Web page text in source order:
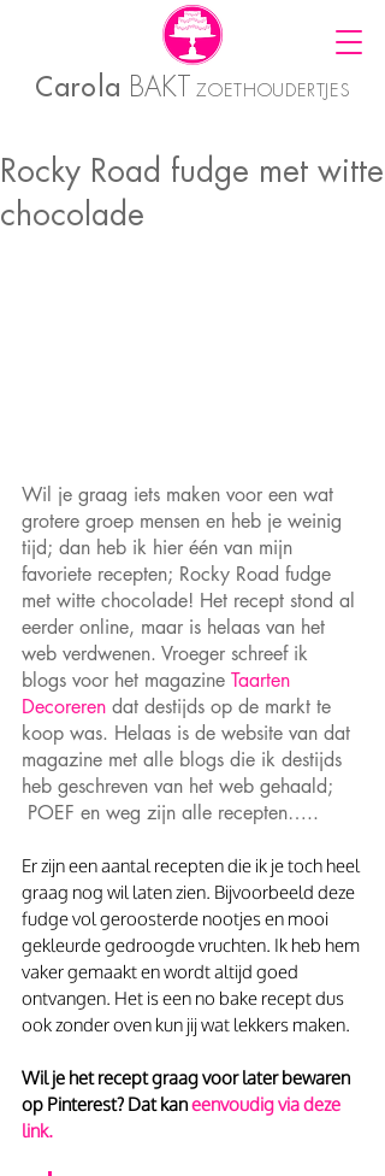
Carola BAKT ZOETHOUDERTJES
Rocky Road fudge met witte
chocolade
Wil je graag iets maken voor een wat
grotere groep mensen en heb je weinig
tijd; dan heb ik hier één van mijn
favoriete recepten; Rocky Road fudge
met witte chocolade! Het recept stond al
eerder online, maar is helaas van het
web verdwenen. Vroeger schreef ik
blogs voor het magazine Taarten
Decoreren dat destijds op de markt te
koop was. Helaas is de website van dat
magazine met alle blogs die ik destijds
heb geschreven van het web gehaald;
POEF en weg zijn alle recepten…..
Er zijn een aantal recepten die ik je toch heel
graag nog wil laten zien. Bijvoorbeeld deze
fudge vol geroosterde nootjes en mooi
gekleurde gedroogde vruchten. Ik heb hem
vaker gemaakt en wordt altijd goed
ontvangen. Het is een no bake recept dus
ook zonder oven kun jij wat lekkers maken.
Wil je het recept graag voor later bewaren
op Pinterest? Dat kan eenvoudig via deze
link.